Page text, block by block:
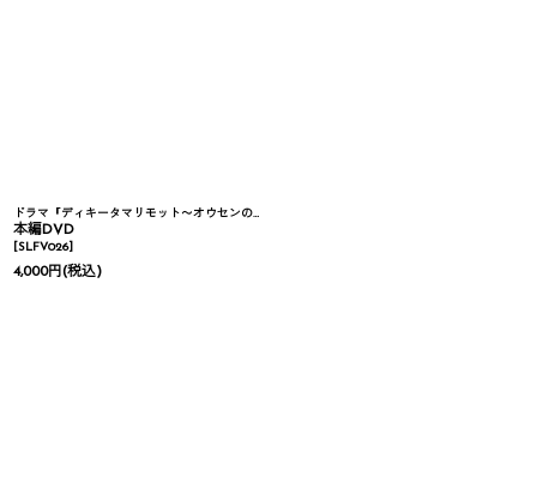
ドラマ『ディキータマリモット〜オウセンの若者たち〜』
本編DVD
[SLFV026]
4,000円(税込)